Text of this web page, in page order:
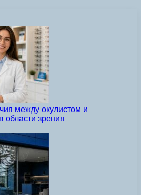
между окулистом и
области зрения